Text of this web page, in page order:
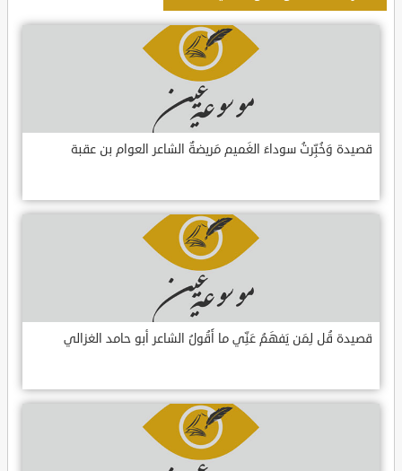
قصيدة وَخُبِّرتُ سوداءَ الغَميم مَريضةٌ الشاعر العوام بن عقبة
قصيدة قُل لِمَن يَفهَمُ عَنِّي ما أَقُولُ الشاعر أبو حامد الغزالي